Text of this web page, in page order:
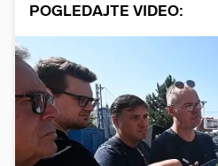
POGLEDAJTE VIDEO:
Pokretanje